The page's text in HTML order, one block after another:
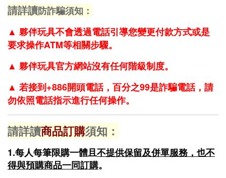
請詳讀防詐騙須知：
▲ 夥伴玩具不會透過電話引導您變更付款方式或是
要求操作ATM等相關步驟。
▲ 夥伴玩具官方網站沒有任何階級制度。
▲ 若接到+886開頭電話，百分之99是詐騙電話，請
勿依照電話指示進行任何操作。
請詳讀商品訂購須知：
1.每人每筆限購一體且不提供保留及併單服務， 也不
得與預購商品一同訂購。